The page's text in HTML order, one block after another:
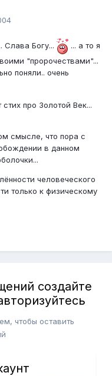
Слава Богу...
... а то я
"пророчествами"...
поняли.. очень
про Золотой Век...
смысле, что пора с
в данном
человеческого
только к физическому
создайте
чтобы оставить